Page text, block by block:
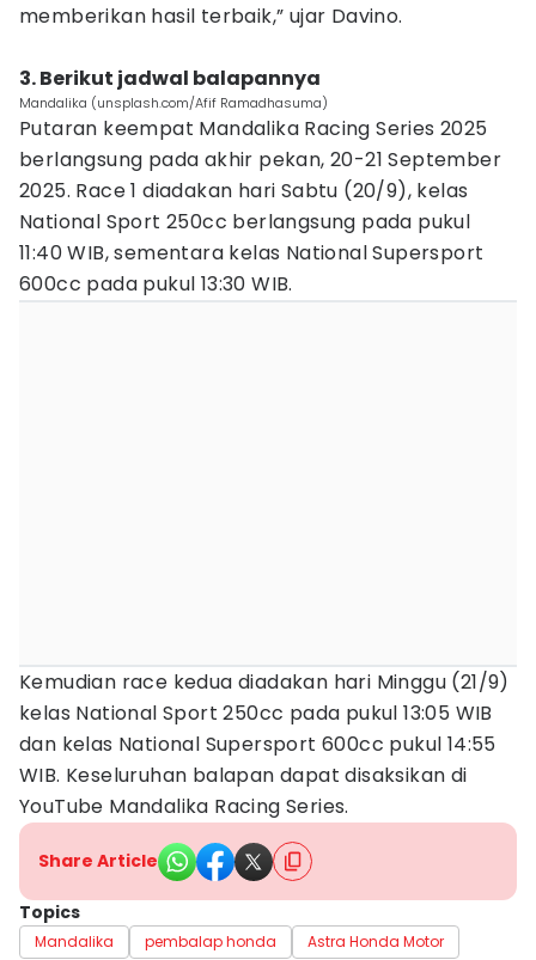
memberikan hasil terbaik,” ujar Davino.
3. Berikut jadwal balapannya
Mandalika (unsplash.com/Afif Ramadhasuma)
Putaran keempat Mandalika Racing Series 2025
berlangsung pada akhir pekan, 20-21 September
2025. Race 1 diadakan hari Sabtu (20/9), kelas
National Sport 250cc berlangsung pada pukul
11:40 WIB, sementara kelas National Supersport
600cc pada pukul 13:30 WIB.
Kemudian race kedua diadakan hari Minggu (21/9)
kelas National Sport 250cc pada pukul 13:05 WIB
dan kelas National Supersport 600cc pukul 14:55
WIB. Keseluruhan balapan dapat disaksikan di
YouTube Mandalika Racing Series.
Share Article
Topics
Mandalika pembalap honda Astra Honda Motor